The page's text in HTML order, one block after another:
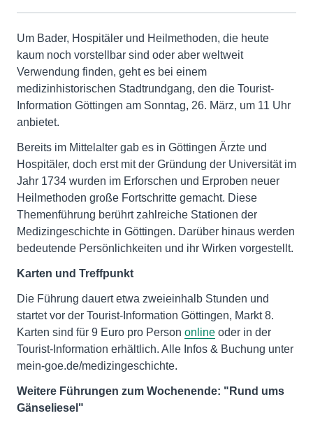
Um Bader, Hospitäler und Heilmethoden, die heute
kaum noch vorstellbar sind oder aber weltweit
Verwendung finden, geht es bei einem
medizinhistorischen Stadtrundgang, den die Tourist-
Information Göttingen am Sonntag, 26. März, um 11 Uhr
anbietet.
Bereits im Mittelalter gab es in Göttingen Ärzte und
Hospitäler, doch erst mit der Gründung der Universität im
Jahr 1734 wurden im Erforschen und Erproben neuer
Heilmethoden große Fortschritte gemacht. Diese
Themenführung berührt zahlreiche Stationen der
Medizingeschichte in Göttingen. Darüber hinaus werden
bedeutende Persönlichkeiten und ihr Wirken vorgestellt.
Karten und Treffpunkt
Die Führung dauert etwa zweieinhalb Stunden und
startet vor der Tourist-Information Göttingen, Markt 8.
Karten sind für 9 Euro pro Person online oder in der
Tourist-Information erhältlich. Alle Infos & Buchung unter
mein-goe.de/medizingeschichte.
Weitere Führungen zum Wochenende: "Rund ums
Gänseliesel"